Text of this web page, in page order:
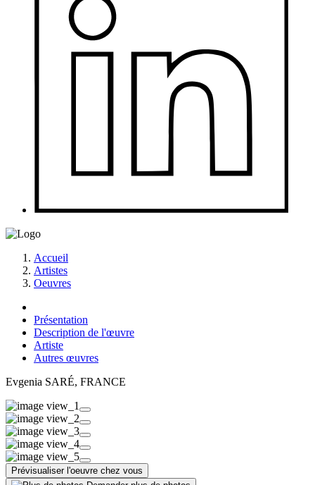
Accueil
Artistes
Oeuvres
Présentation
Description de l'œuvre
Artiste
Autres œuvres
Evgenia SARÉ, FRANCE
Prévisualiser l'oeuvre chez vous